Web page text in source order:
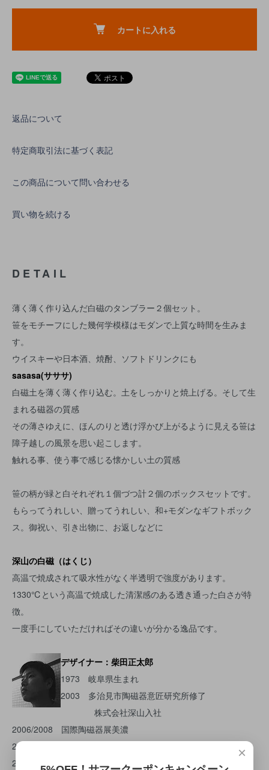
カートに入れる
返品について
特定商取引法に基づく表記
この商品について問い合わせる
買い物を続ける
DETAIL
薄く薄く作り込んだ白磁のタンブラー２個セット。
笹をモチーフにした幾何学模様はモダンで上質な時間を生みま
す。
ウイスキーや日本酒、焼酎、ソフトドリンクにも
sasasa(サササ)
白磁土を薄く薄く作り込む。土をしっかりと焼上げる。そして生
まれる磁器の質感
その薄さゆえに、ほんのりと透け浮かび上がるように見える笹は
障子越しの風景を思い起こします。
触れる事、使う事で感じる懐かしい土の質感
笹の柄が緑と白それぞれ１個づつ計２個のボックスセットです。
もらってうれしい、贈ってうれしい、和+モダンなギフトボック
ス。御祝い、引き出物に、お返しなどに
深山の白磁（はくじ）
高温で焼成されて吸水性がなく半透明で強度があります。
1330℃という高温で焼成した清潔感のある透き通った白さが特
徴。
一度手にしていただければその違いが分かる逸品です。
デザイナー：柴田正太郎
1973 岐阜県生まれ
2003 多治見市陶磁器意匠研究所修了
株式会社深山入社
2006/2008 国際陶磁器展美濃
2006/07/08 テーブルウェアフェスティバル
2007/2008 日本クラフト展入選
×